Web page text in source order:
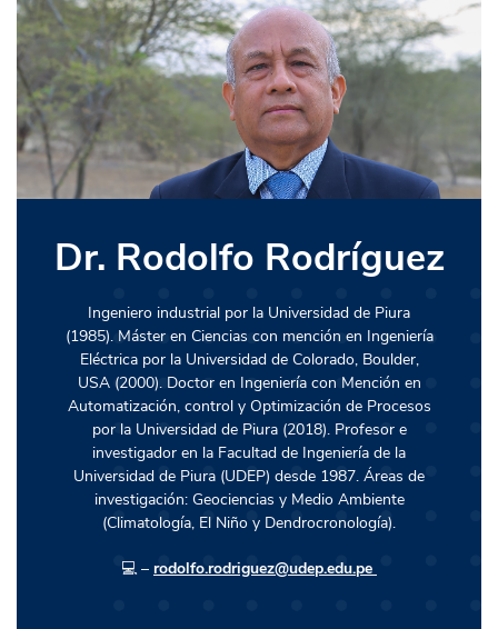
Dr. Rodolfo Rodríguez
Ingeniero industrial por la Universidad de Piura
(1985). Máster en Ciencias con mención en Ingeniería
Eléctrica por la Universidad de Colorado, Boulder,
USA (2000). Doctor en Ingeniería con Mención en
Automatización, control y Optimización de Procesos
por la Universidad de Piura (2018). Profesor e
investigador en la Facultad de Ingeniería de la
Universidad de Piura (UDEP) desde 1987. Áreas de
investigación: Geociencias y Medio Ambiente
(Climatología, El Niño y Dendrocronología).
💻 – rodolfo.rodriguez@udep.edu.pe
Judith Sullón
Ingeniera Geóloga, asistente de investigación en
estudios de exploración geofísica e hidrogeología.
Asistente de cátedra en el curso de Geología Aplicada
en el programa de Ingeniería Civil en la Universidad de
Piura.
💻 –judith.sullon@udep.edu.pe